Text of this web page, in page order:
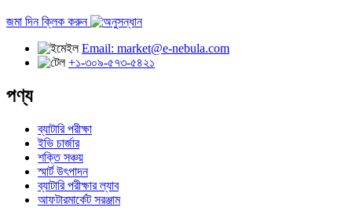
জমা দিন ক্লিক করুন
Email: market@e-nebula.com
+১-৩০৯-৫৭৩-৫৪২১
পণ্য
ব্যাটারি পরীক্ষা
ইভি চার্জার
শক্তি সঞ্চয়
স্মার্ট উৎপাদন
ব্যাটারি পরীক্ষার ল্যাব
আফটারমার্কেট সরঞ্জাম